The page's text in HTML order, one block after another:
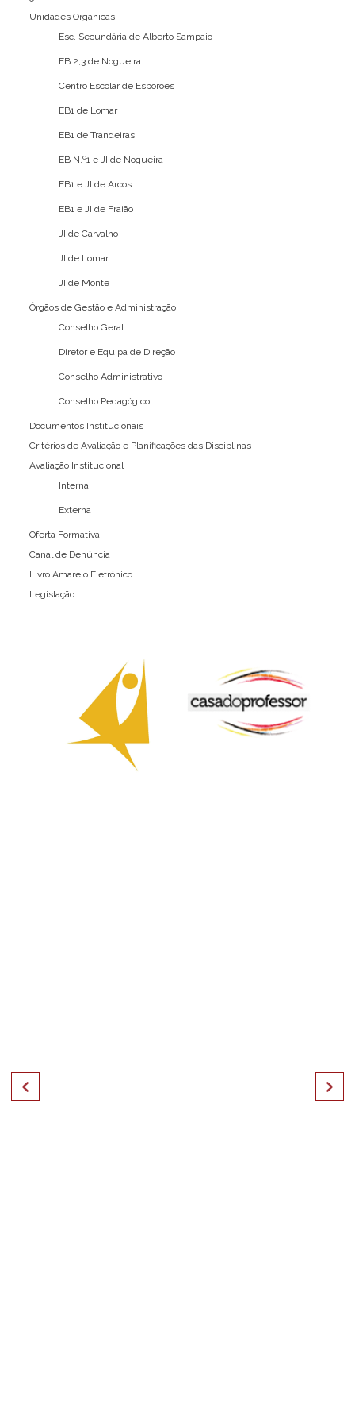
Unidades Orgânicas
Esc. Secundária de Alberto Sampaio
EB 2,3 de Nogueira
Centro Escolar de Esporões
EB1 de Lomar
EB1 de Trandeiras
EB N.º1 e JI de Nogueira
EB1 e JI de Arcos
EB1 e JI de Fraião
JI de Carvalho
JI de Lomar
JI de Monte
Órgãos de Gestão e Administração
Conselho Geral
Diretor e Equipa de Direção
Conselho Administrativo
Conselho Pedagógico
Documentos Institucionais
Critérios de Avaliação e Planificações das Disciplinas
Avaliação Institucional
Interna
Externa
Oferta Formativa
Canal de Denúncia
Livro Amarelo Eletrónico
Legislação